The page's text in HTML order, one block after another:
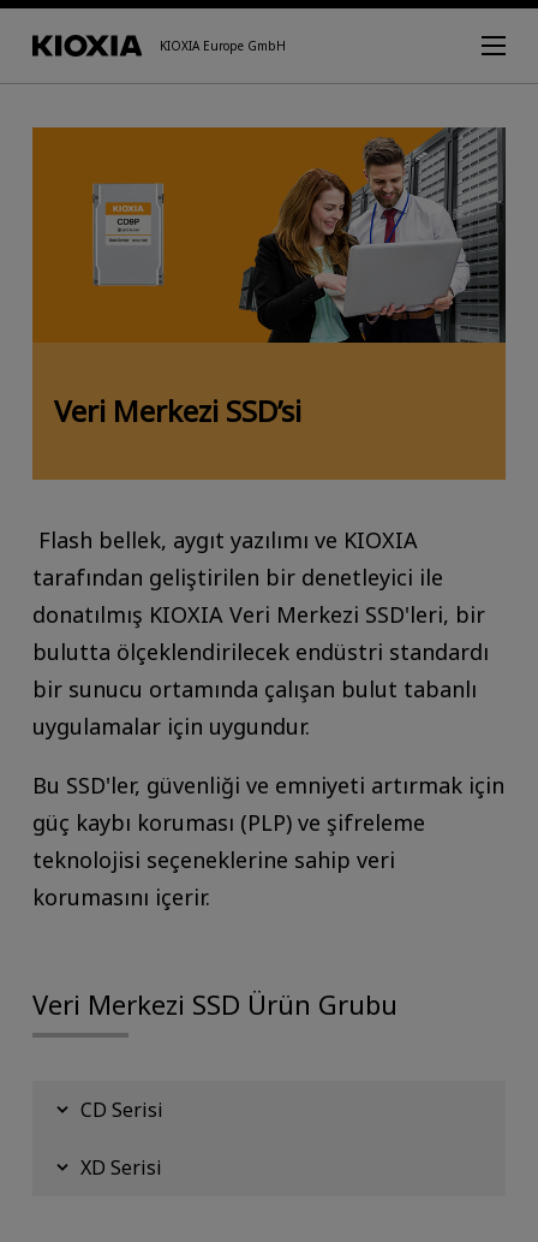
KIOXIA Europe GmbH
Veri Merkezi SSD’si
Flash bellek, aygıt yazılımı ve KIOXIA
tarafından geliştirilen bir denetleyici ile
donatılmış KIOXIA Veri Merkezi SSD'leri, bir
bulutta ölçeklendirilecek endüstri standardı
bir sunucu ortamında çalışan bulut tabanlı
uygulamalar için uygundur.
Bu SSD'ler, güvenliği ve emniyeti artırmak için
güç kaybı koruması (PLP) ve şifreleme
teknolojisi seçeneklerine sahip veri
korumasını içerir.
Veri Merkezi SSD Ürün Grubu
CD Serisi
XD Serisi